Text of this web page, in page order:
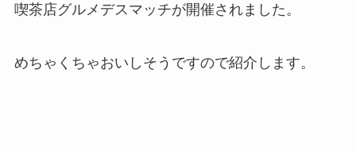
喫茶店グルメデスマッチが開催されました。
めちゃくちゃおいしそうですので紹介します。